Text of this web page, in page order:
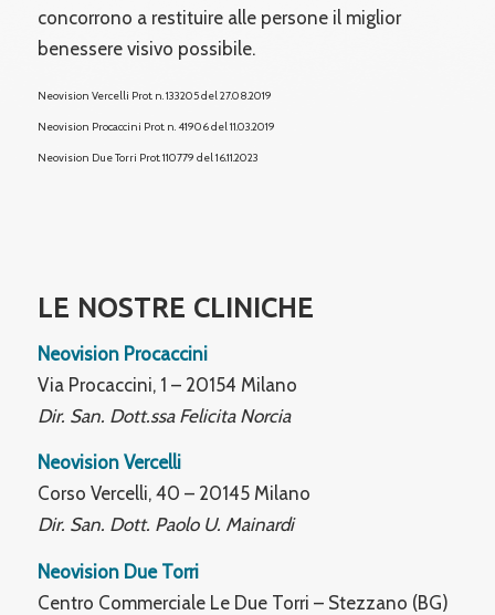
concorrono a restituire alle persone il miglior
benessere visivo possibile.
Neovision Vercelli Prot. n. 133205 del 27.08.2019
Neovision Procaccini Prot. n. 41906 del 11.03.2019
Neovision Due Torri Prot. 110779 del 16.11.2023
LE NOSTRE CLINICHE
Neovision Procaccini
Via Procaccini, 1 – 20154 Milano
Dir. San. Dott.ssa Felicita Norcia
Neovision Vercelli
Corso Vercelli, 40 – 20145 Milano
Dir. San. Dott. Paolo U. Mainardi
Neovision Due Torri
Centro Commerciale Le Due Torri – Stezzano (BG)